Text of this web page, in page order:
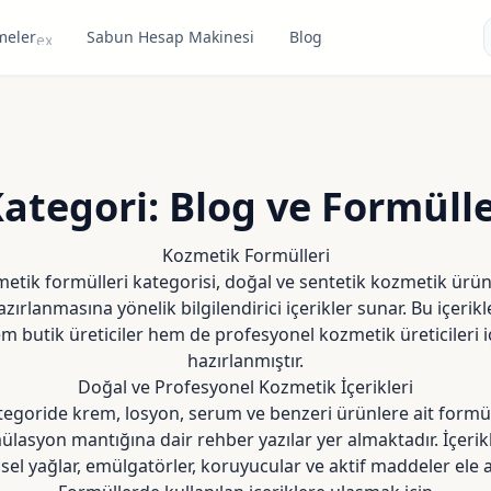
expand_moreSabun Hesap Makinesi Blog
Blog ve
Kozmetik Formülleri
formülleri kategorisi, doğal ve sentetik kozmetik
yönelik bilgilendirici içerikler sunar. Bu
butik üreticiler hem de profesyonel kozmetik üreticileri
hazırlanmıştır.
Doğal ve Profesyonel Kozmetik İçerikleri
krem, losyon, serum ve benzeri ürünlere ait
mantığına dair rehber yazılar yer almaktadır.
yağlar, emülgatörler, koruyucular ve aktif maddeler ele